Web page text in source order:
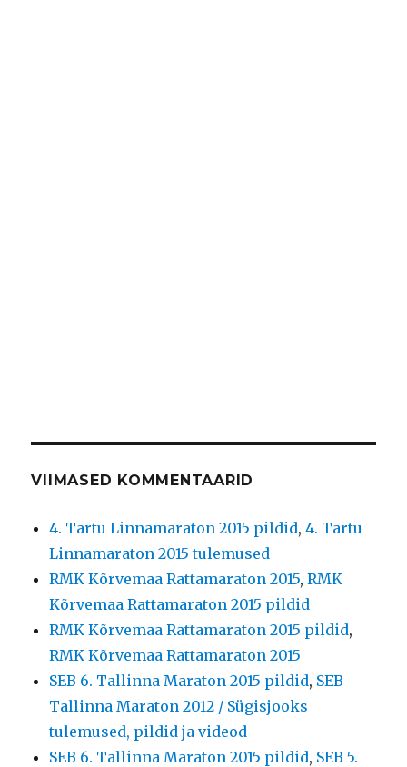
VIIMASED KOMMENTAARID
4. Tartu Linnamaraton 2015 pildid,4. Tartu
Linnamaraton 2015 tulemused
RMK Kõrvemaa Rattamaraton 2015,RMK
Kõrvemaa Rattamaraton 2015 pildid
RMK Kõrvemaa Rattamaraton 2015 pildid,
RMK Kõrvemaa Rattamaraton 2015
SEB 6. Tallinna Maraton 2015 pildid, SEB
Tallinna Maraton 2012 / Sügisjooks
tulemused, pildid ja videod
SEB 6. Tallinna Maraton 2015 pildid, SEB 5.